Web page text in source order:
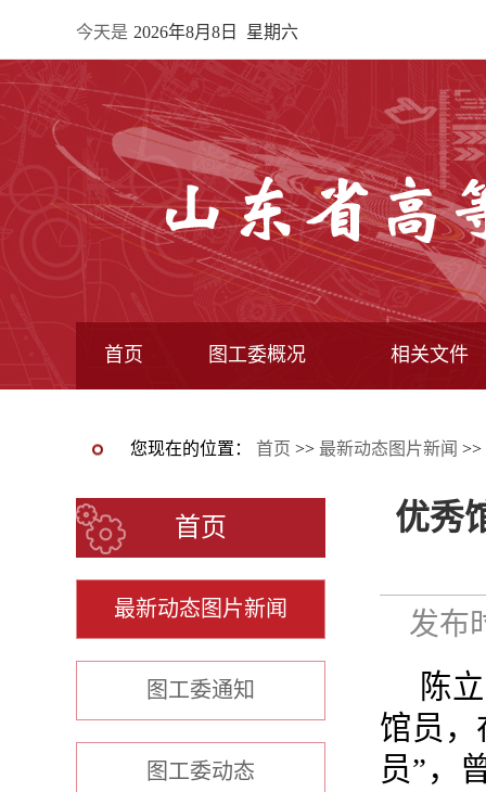
今天是 2026年8月8日 星期六
首页 图工委概况 相关文件
您现在的位置： 首页 >> 最新动态图片新闻 >>
首页
最新动态图片新闻
图工委通知
图工委动态
优秀
发布
陈
馆员，
员”，